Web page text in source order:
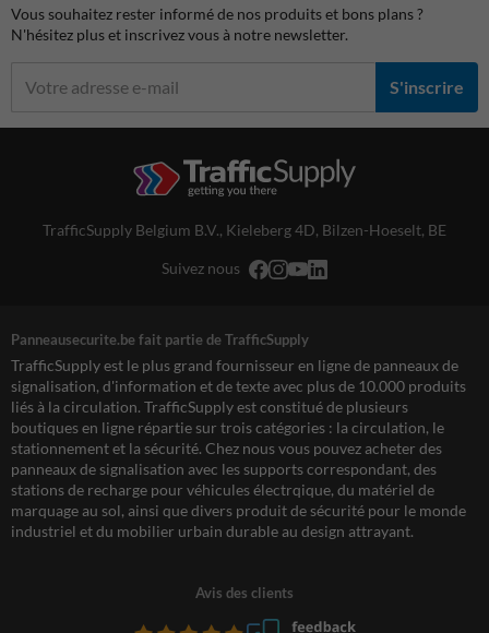
Vous souhaitez rester informé de nos produits et bons plans ?
N'hésitez plus et inscrivez vous à notre newsletter.
S'inscrire
TrafficSupply Belgium B.V., Kieleberg 4D, Bilzen-Hoeselt, BE
Suivez nous
Panneausecurite.be fait partie de TrafficSupply
TrafficSupply est le plus grand fournisseur en ligne de panneaux de
signalisation, d'information et de texte avec plus de 10.000 produits
liés à la circulation. TrafficSupply est constitué de plusieurs
boutiques en ligne répartie sur trois catégories : la circulation, le
stationnement et la sécurité. Chez nous vous pouvez acheter des
panneaux de signalisation avec les supports correspondant, des
stations de recharge pour véhicules électrqique, du matériel de
marquage au sol, ainsi que divers produit de sécurité pour le monde
industriel et du mobilier urbain durable au design attrayant.
Avis des clients